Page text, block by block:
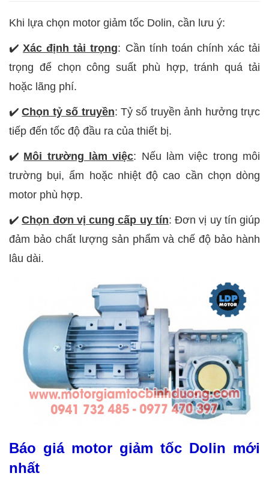
Khi lựa chọn motor giảm tốc Dolin, cần lưu ý:
✔️Xác định tải trọng: Cần tính toán chính xác tải
trọng để chọn công suất phù hợp, tránh quá tải
hoặc lãng phí.
✔️Chọn tỷ số truyền: Tỷ số truyền ảnh hưởng trực
tiếp đến tốc độ đầu ra của thiết bị.
✔️ Môi trường làm việc: Nếu làm việc trong môi
trường bụi, ẩm hoặc nhiệt độ cao cần chọn dòng
motor phù hợp.
✔️Chọn đơn vị cung cấp uy tín: Đơn vị uy tín giúp
đảm bảo chất lượng sản phẩm và chế độ bảo hành
lâu dài.
Báo giá motor giảm tốc Dolin mới
nhất